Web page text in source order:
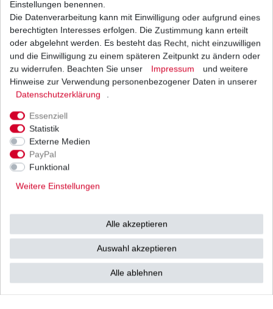
Bremsbeläge Kymco MXU 500 / 550 / 700
UVP 44,53 € ab 30,48 € *
1 Satz | 30,48 € / Satz
inkl. ges. MwSt. zzgl.
Zündkerze NGK CR7EIX Iridium
inkl. ges. MwSt.zzgl.
Einstellungen benennen.
Die Datenverarbeitung kann mit Einwilligung oder aufgrund eines
berechtigten Interesses erfolgen. Die Zustimmung kann erteilt
oder abgelehnt werden. Es besteht das Recht, nicht einzuwilligen
und die Einwilligung zu einem späteren Zeitpunkt zu ändern oder
zu widerrufen. Beachten Sie unser
Impressum
und weitere
Hinweise zur Verwendung personenbezogener Daten in unserer
Daten­schutz­erklärung
Essenziell
Statistik
Externe Medien
PayPal
Funktional
Weitere Einstellungen
Alle akzeptieren
Auswahl akzeptieren
Alle ablehnen